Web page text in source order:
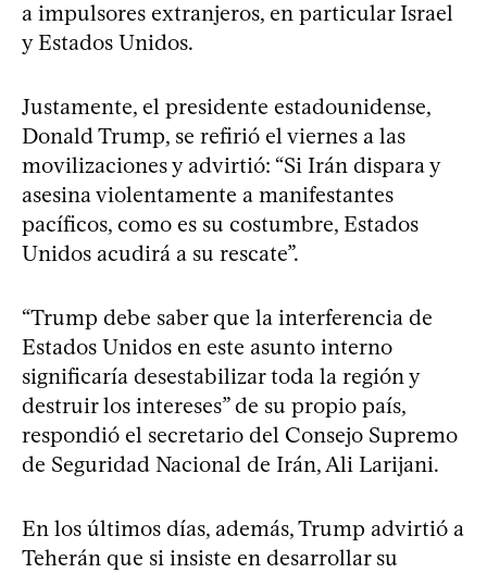
a impulsores extranjeros, en particular Israel
y Estados Unidos.
Justamente, el presidente estadounidense,
Donald Trump, se refirió el viernes a las
movilizaciones y advirtió: “Si Irán dispara y
asesina violentamente a manifestantes
pacíficos, como es su costumbre, Estados
Unidos acudirá a su rescate”.
“Trump debe saber que la interferencia de
Estados Unidos en este asunto interno
significaría desestabilizar toda la región y
destruir los intereses” de su propio país,
respondió el secretario del Consejo Supremo
de Seguridad Nacional de Irán, Ali Larijani.
En los últimos días, además, Trump advirtió a
Teherán que si insiste en desarrollar su